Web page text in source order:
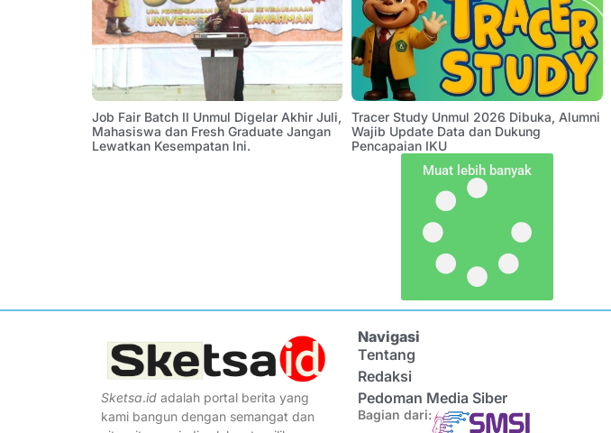
Job Fair Batch II Unmul Digelar Akhir Juli,
Mahasiswa dan Fresh Graduate Jangan
Lewatkan Kesempatan Ini.
Tracer Study Unmul 2026 Dibuka, Alumni
Wajib Update Data dan Dukung
Pencapaian IKU
Muat lebih banyak
Sketsa.id adalah portal berita yang
kami bangun dengan semangat dan
Navigasi
Tentang
Redaksi
Pedoman Media Siber
Bagian dari: